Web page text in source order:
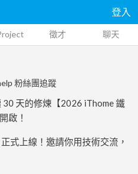
登入
徵才 聊天
粉絲團追蹤
天的修煉【2026 iThome 鐵
啟！
式上線！邀請你用技術交流，